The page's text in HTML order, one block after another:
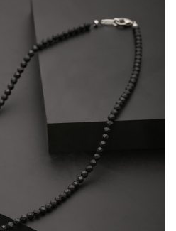
イト永久磁石170ミリテスラ19
ト永久磁石170ミリテスラ20